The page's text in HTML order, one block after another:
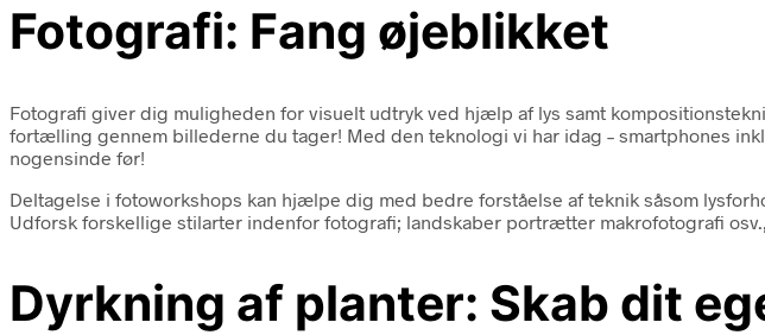
Fotografi: Fang øjeblikket
Fotografi giver dig muligheden for visuelt udtryk ved hjælp af lys samt
fortælling gennem billederne du tager! Med den teknologi vi har idag – smartphones
nogensinde før!
Deltagelse i fotoworkshops kan hjælpe dig med bedre forståelse af teknik såsom
Udforsk forskellige stilarter indenfor fotografi; landskaber portrætter makrofotografi
Dyrkning af planter: Skab dit